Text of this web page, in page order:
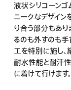
液状シリコーンゴ
ニークなデザイン
り合う部分もあり
るのも外すのも手
工を特別に施し、
耐水性能と耐汗性
に着けて行けます。